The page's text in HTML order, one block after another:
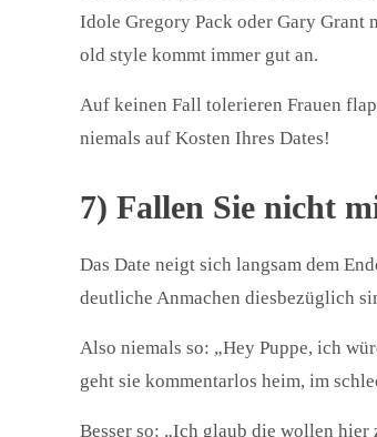
Idole Gregory Pack oder Gary Grant
old style kommt immer gut an.
Auf keinen Fall tolerieren Frauen
niemals auf Kosten Ihres Dates!
7) Fallen Sie nicht
Das Date neigt sich langsam dem
deutliche Anmachen diesbezüglich
Also niemals so: „Hey Puppe, ich
geht sie kommentarlos heim, im
Besser so: „Ich glaub die wollen